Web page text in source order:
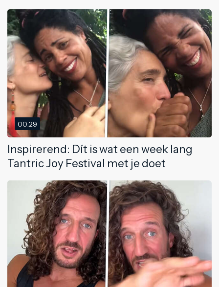
00:29
Inspirerend: Dít is wat een week lang
Tantric Joy Festival met je doet